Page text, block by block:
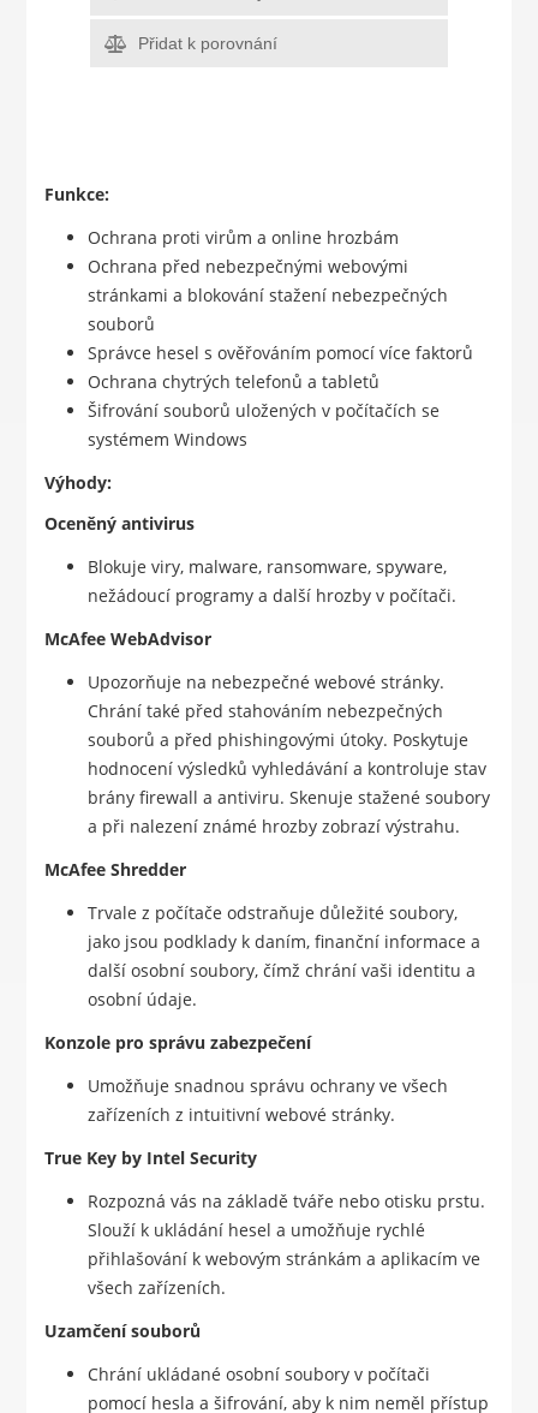
Přidat k porovnání
Funkce:
Ochrana proti virům a online hrozbám
Ochrana před nebezpečnými webovými
stránkami a blokování stažení nebezpečných
souborů
Správce hesel s ověřováním pomocí více faktorů
Ochrana chytrých telefonů a tabletů
Šifrování souborů uložených v počítačích se
systémem Windows
Výhody:
Oceněný antivirus
Blokuje viry, malware, ransomware, spyware,
nežádoucí programy a další hrozby v počítači.
McAfee WebAdvisor
Upozorňuje na nebezpečné webové stránky.
Chrání také před stahováním nebezpečných
souborů a před phishingovými útoky. Poskytuje
hodnocení výsledků vyhledávání a kontroluje stav
brány firewall a antiviru. Skenuje stažené soubory
a při nalezení známé hrozby zobrazí výstrahu.
McAfee Shredder
Trvale z počítače odstraňuje důležité soubory,
jako jsou podklady k daním, finanční informace a
další osobní soubory, čímž chrání vaši identitu a
osobní údaje.
Konzole pro správu zabezpečení
Umožňuje snadnou správu ochrany ve všech
zařízeních z intuitivní webové stránky.
True Key by Intel Security
Rozpozná vás na základě tváře nebo otisku prstu.
Slouží k ukládání hesel a umožňuje rychlé
přihlašování k webovým stránkám a aplikacím ve
všech zařízeních.
Uzamčení souborů
Chrání ukládané osobní soubory v počítači
pomocí hesla a šifrování, aby k nim neměl přístup